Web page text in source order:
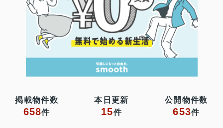
掲載物件数
658件
本日更新
15件
公開物件数
653件